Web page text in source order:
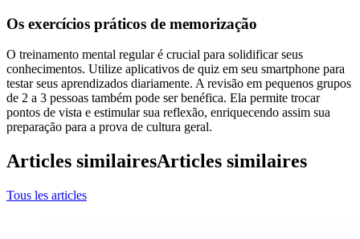
Os exercícios práticos de memorização
O treinamento mental regular é crucial para solidificar seus
conhecimentos. Utilize aplicativos de quiz em seu smartphone para
testar seus aprendizados diariamente. A revisão em pequenos grupos
de 2 a 3 pessoas também pode ser benéfica. Ela permite trocar
pontos de vista e estimular sua reflexão, enriquecendo assim sua
preparação para a prova de cultura geral.
Articles similairesArticles similaires
Tous les articles